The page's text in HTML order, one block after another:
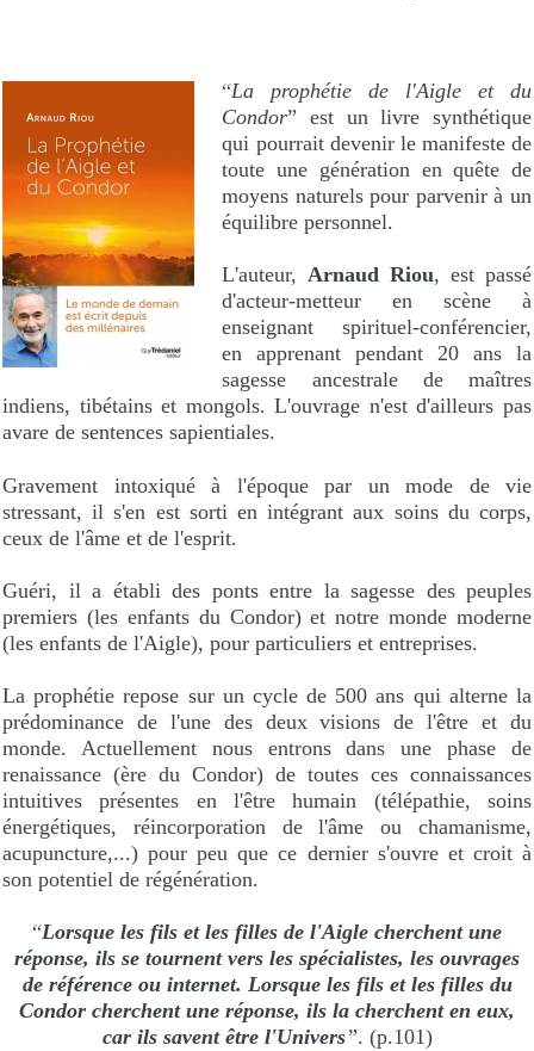
“La prophétie de l'Aigle et du
Condor” est un livre synthétique
qui pourrait devenir le manifeste de
toute une génération en quête de
moyens naturels pour parvenir à un
équilibre personnel.
L'auteur,Arnaud Riou, est passé
d'acteur-metteur en scène à
enseignant spirituel-conférencier,
en apprenant pendant 20 ans la
sagesse ancestrale de maîtres
indiens, tibétains et mongols. L'ouvrage n'est d'ailleurs pas
avare de sentences sapientiales.
Gravement intoxiqué à l'époque par un mode de vie
stressant, il s'en est sorti en intégrant aux soins du corps,
ceux de l'âme et de l'esprit.
Guéri, il a établi des ponts entre la sagesse des peuples
premiers (les enfants du Condor) et notre monde moderne
(les enfants de l'Aigle), pour particuliers et entreprises.
La prophétie repose sur un cycle de 500 ans qui alterne la
prédominance de l'une des deux visions de l'être et du
monde. Actuellement nous entrons dans une phase de
renaissance (ère du Condor) de toutes ces connaissances
intuitives présentes en l'être humain (télépathie, soins
énergétiques, réincorporation de l'âme ou chamanisme,
acupuncture,...) pour peu que ce dernier s'ouvre et croit à
son potentiel de régénération.
“Lorsque les fils et les filles de l'Aigle cherchent une
réponse, ils se tournent vers les spécialistes, les ouvrages
de référence ou internet. Lorsque les fils et les filles du
Condor cherchent une réponse, ils la cherchent en eux,
car ils savent être l'Univers”. (p.101)